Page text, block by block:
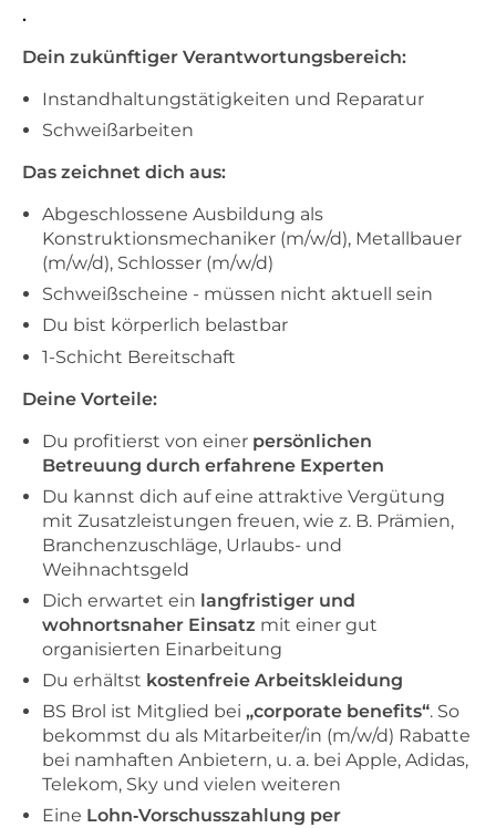
.
Dein zukünftiger Verantwortungsbereich:
Instandhaltungstätigkeiten und Reparatur
Schweißarbeiten
Das zeichnet dich aus:
Abgeschlossene Ausbildung als
Konstruktionsmechaniker (m/w/d), Metallbauer
(m/w/d), Schlosser (m/w/d)
Schweißscheine - müssen nicht aktuell sein
Du bist körperlich belastbar
1-Schicht Bereitschaft
Deine Vorteile:
Du profitierst von einer persönlichen
Betreuung durch erfahrene Experten
Du kannst dich auf eine attraktive Vergütung
mit Zusatzleistungen freuen, wie z. B. Prämien,
Branchenzuschläge, Urlaubs- und
Weihnachtsgeld
Dich erwartet ein langfristiger und
wohnortsnaher Einsatz mit einer gut
organisierten Einarbeitung
Du erhältst kostenfreie Arbeitskleidung
BS Brol ist Mitglied bei „corporate benefits“. So
bekommst du als Mitarbeiter/in (m/w/d) Rabatte
bei namhaften Anbietern, u. a. bei Apple, Adidas,
Telekom, Sky und vielen weiteren
Eine Lohn‑Vorschusszahlung per